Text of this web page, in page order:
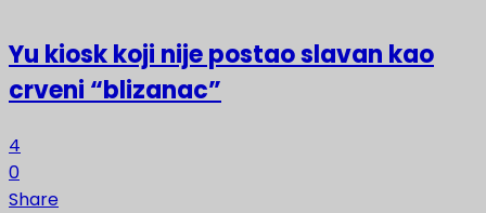
Yu kiosk koji nije postao slavan kao
crveni “blizanac”
4
0
Share